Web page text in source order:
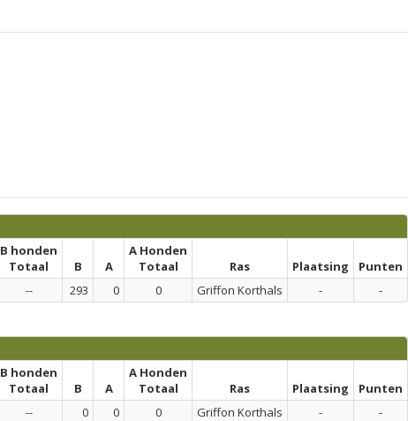
B honden
Totaal
B A
A Honden
Totaal
Ras Plaatsing
Punten
-- 293 0 0 Griffon Korthals - -
B honden
Totaal
B A
A Honden
Totaal
Ras Plaatsing
Punten
-- 0 0 0 Griffon Korthals - -